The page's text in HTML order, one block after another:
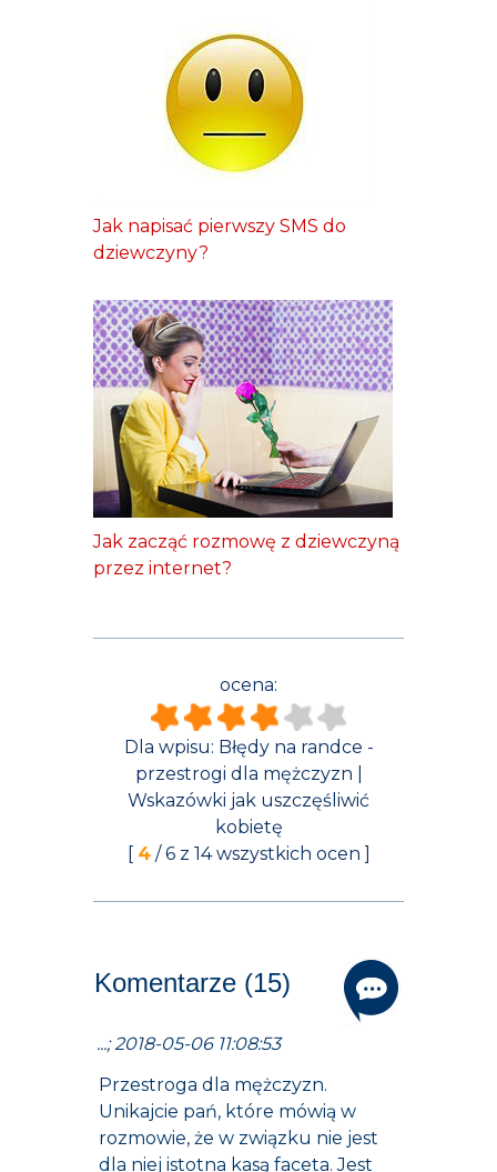
Jak napisać pierwszy SMS do
dziewczyny?
Jak zacząć rozmowę z dziewczyną
przez internet?
ocena:
Dla wpisu: Błędy na randce -
przestrogi dla mężczyzn |
Wskazówki jak uszczęśliwić
kobietę
[ 4/6z 14wszystkich ocen ]
Komentarze (15)
...; 2018-05-06 11:08:53
Przestroga dla mężczyzn.
Unikajcie pań, które mówią w
rozmowie, że w związku nie jest
dla niej istotna kasą faceta. Jest